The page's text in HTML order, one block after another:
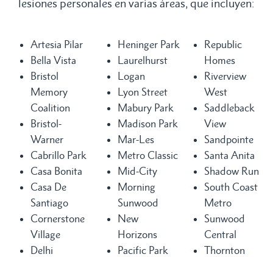
lesiones personales en varias áreas, que incluyen:
Artesia Pilar
Bella Vista
Bristol
Memory
Coalition
Bristol-
Warner
Cabrillo Park
Casa Bonita
Casa De
Santiago
Cornerstone
Village
Delhi
Heninger Park
Laurelhurst
Logan
Lyon Street
Mabury Park
Madison Park
Mar-Les
Metro Classic
Mid-City
Morning
Sunwood
New
Horizons
Pacific Park
Republic
Homes
Riverview
West
Saddleback
View
Sandpointe
Santa Anita
Shadow Run
South Coast
Metro
Sunwood
Central
Thornton